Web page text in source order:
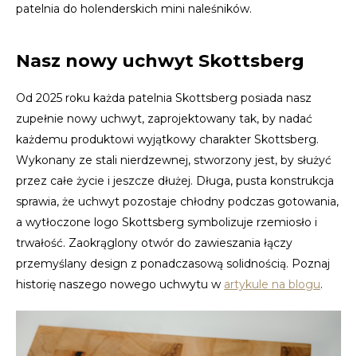
patelnia do holenderskich mini naleśników.
Nasz nowy uchwyt Skottsberg
Od 2025 roku każda patelnia Skottsberg posiada nasz
zupełnie nowy uchwyt, zaprojektowany tak, by nadać
każdemu produktowi wyjątkowy charakter Skottsberg.
Wykonany ze stali nierdzewnej, stworzony jest, by służyć
przez całe życie i jeszcze dłużej. Długa, pusta konstrukcja
sprawia, że uchwyt pozostaje chłodny podczas gotowania,
a wytłoczone logo Skottsberg symbolizuje rzemiosło i
trwałość. Zaokrąglony otwór do zawieszania łączy
przemyślany design z ponadczasową solidnością. Poznaj
historię naszego nowego uchwytu w artykule na blogu.